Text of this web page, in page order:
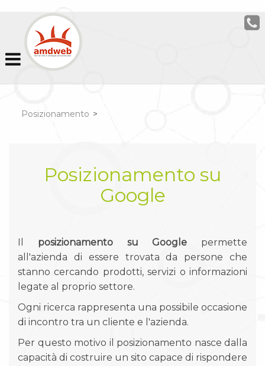
Posizionamento >
Posizionamento su
Google
Il posizionamento su Google permette
all'azienda di essere trovata da persone che
stanno cercando prodotti, servizi o informazioni
legate al proprio settore.
Ogni ricerca rappresenta una possibile occasione
di incontro tra un cliente e l'azienda.
Per questo motivo il posizionamento nasce dalla
capacità di costruire un sito capace di rispondere